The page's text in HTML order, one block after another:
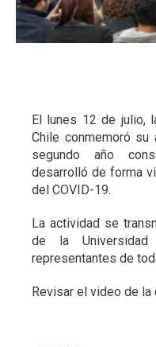
El lunes 12 de julio,
Chile conmemoró su
segundo año
desarrolló de forma
del COVID-19.
La actividad se
de la
representantes de
Revisar el video de la